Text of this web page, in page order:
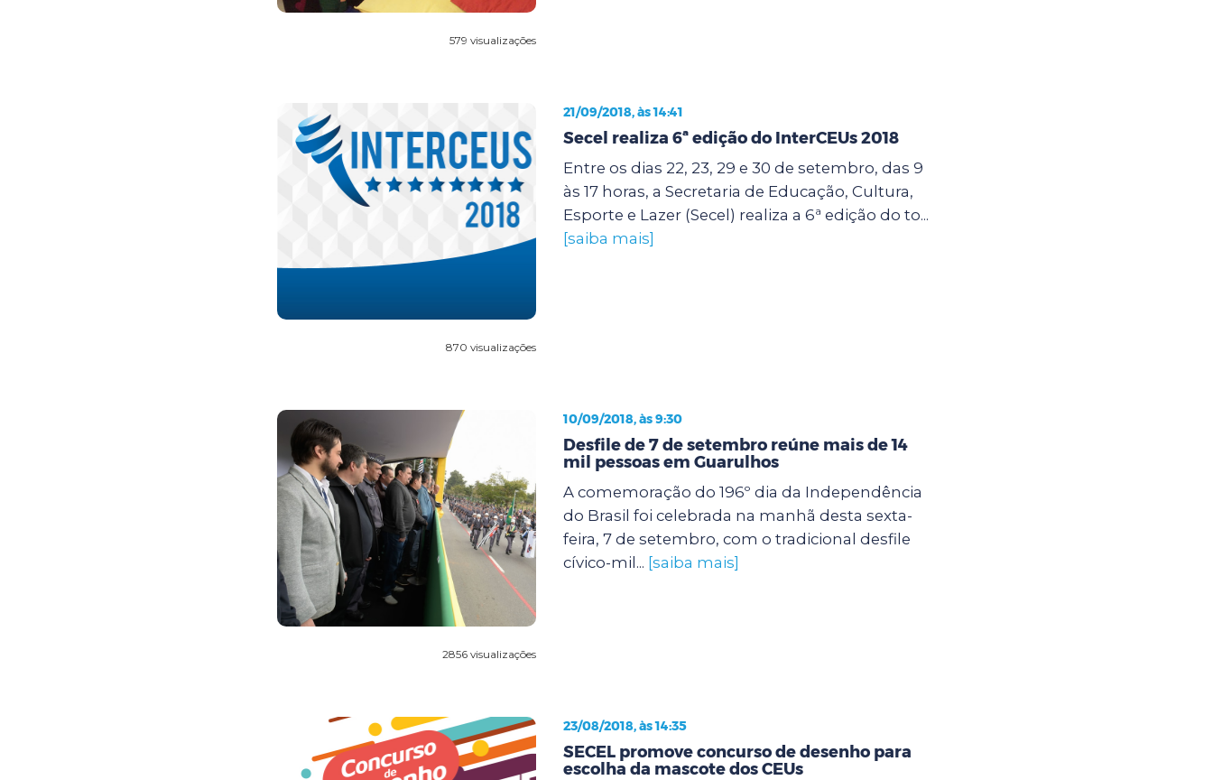
579 visualizações
870 visualizações
21/09/2018, às 14:41
Secel realiza 6ª edição do InterCEUs 2018
Entre os dias 22, 23, 29 e 30 de setembro, das 9
às 17 horas, a Secretaria de Educação, Cultura,
Esporte e Lazer (Secel) realiza a 6ª edição do to...
[saiba mais]
2856 visualizações
10/09/2018, às 9:30
Desfile de 7 de setembro reúne mais de 14
mil pessoas em Guarulhos
A comemoração do 196º dia da Independência
do Brasil foi celebrada na manhã desta sexta-
feira, 7 de setembro, com o tradicional desfile
cívico-mil... [saiba mais]
23/08/2018, às 14:35
SECEL promove concurso de desenho para
escolha da mascote dos CEUs